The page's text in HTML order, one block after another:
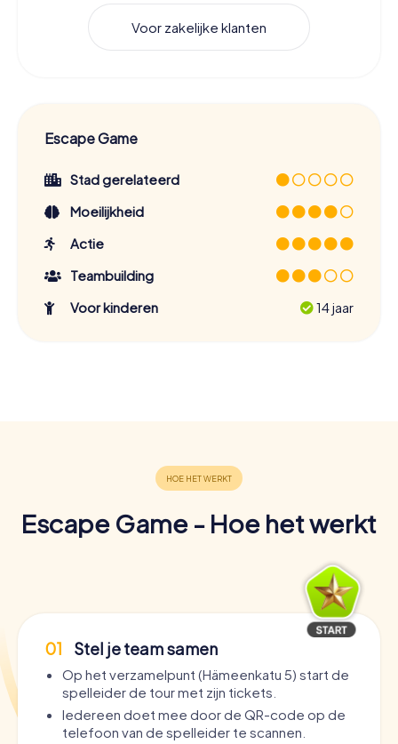
Voor zakelijke klanten
Escape Game
Stad gerelateerd
Moeilijkheid
Actie
Teambuilding
Voor kinderen
14 jaar
Escape Game - Hoe het werkt
01 Stel je team samen
Op het verzamelpunt (Hämeenkatu 5) start de
spelleider de tour met zijn tickets.
Iedereen doet mee door de QR-code op de
telefoon van de spelleider te scannen.